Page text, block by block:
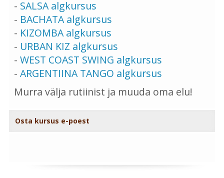
- SALSA algkursus
- BACHATA algkursus
- KIZOMBA algkursus
- URBAN KIZ algkursus
- WEST COAST SWING algkursus
- ARGENTIINA TANGO algkursus
Murra välja rutiinist ja muuda oma elu!
Osta kursus e-poest